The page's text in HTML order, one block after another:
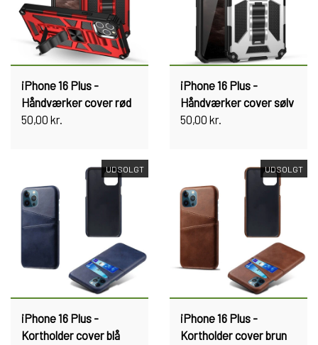
iPhone 16 Plus -
Håndværker cover rød
50,00 kr.
iPhone 16 Plus -
Håndværker cover sølv
50,00 kr.
UDSOLGT
iPhone 16 Plus -
Kortholder cover blå
UDSOLGT
iPhone 16 Plus -
Kortholder cover brun